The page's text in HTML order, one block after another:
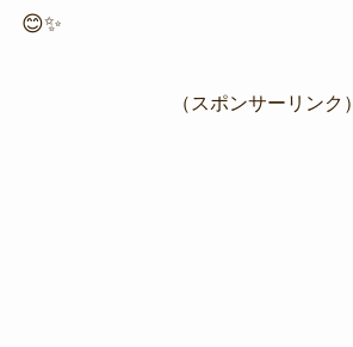
😊✨
（スポンサーリンク）